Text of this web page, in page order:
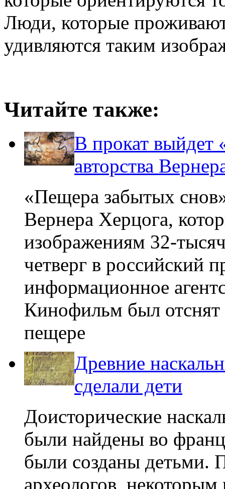
Люди, которые
удивляются таким
Читайте также:
В прокат выйдет
авторства
«Пещера забытых
Вернера Херцога,
изображениям 32-
четверг в российский
информационное
Кинофильм был
пещере
Древние
сделали дети
Доисторические
были найдены во
были созданы детьми.
археологов,